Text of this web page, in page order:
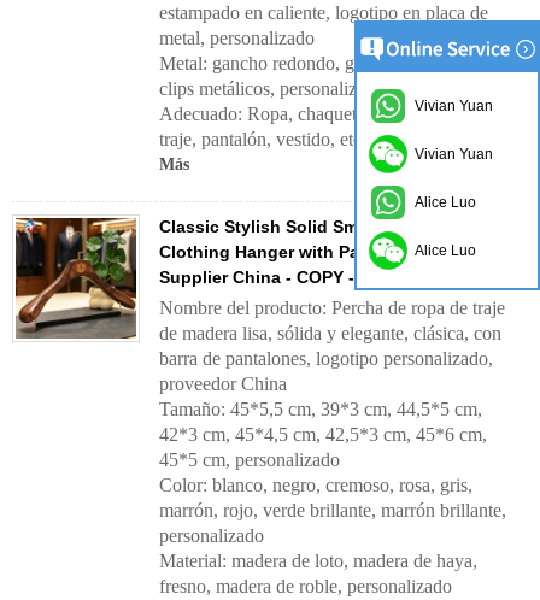
estampado en caliente, logotipo en placa de
metal, personalizado
Metal: gancho redondo, gancho cuadrado,
clips metálicos, personalizado
Adecuado: Ropa, chaqueta, abrigo, camisa,
traje, pantalón, vestido, etc.
Más
Classic Stylish Solid Smooth Wooden Suit
Clothing Hanger with Pants bar Custom logo
Supplier China - COPY - q4t49b
Nombre del producto: Percha de ropa de traje
de madera lisa, sólida y elegante, clásica, con
barra de pantalones, logotipo personalizado,
proveedor China
Tamaño: 45*5,5 cm, 39*3 cm, 44,5*5 cm,
42*3 cm, 45*4,5 cm, 42,5*3 cm, 45*6 cm,
45*5 cm, personalizado
Color: blanco, negro, cremoso, rosa, gris,
marrón, rojo, verde brillante, marrón brillante,
personalizado
Material: madera de loto, madera de haya,
fresno, madera de roble, personalizado
Vivian Yuan
Vivian Yuan
Alice Luo
Alice Luo